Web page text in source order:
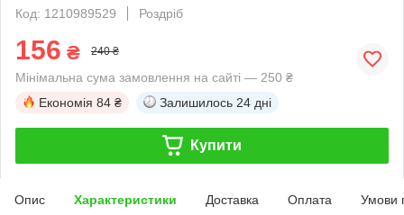
Код: 1210989529
Роздріб
156 ₴ 240 ₴
Мінімальна сума замовлення на сайті — 250 ₴
Економія 84 ₴ Залишилось 24 дні
Купити
Опис Характеристики Доставка Оплата Умови